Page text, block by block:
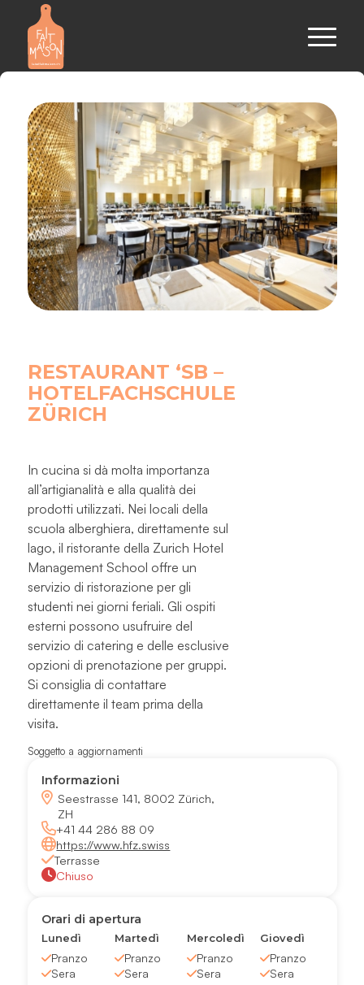
RESTAURANT ‘SB –
HOTELFACHSCHULE
ZÜRICH
In cucina si dà molta importanza
all’artigianalità e alla qualità dei
prodotti utilizzati. Nei locali della
scuola alberghiera, direttamente sul
lago, il ristorante della Zurich Hotel
Management School offre un
servizio di ristorazione per gli
studenti nei giorni feriali. Gli ospiti
esterni possono usufruire del
servizio di catering e delle esclusive
opzioni di prenotazione per gruppi.
Si consiglia di contattare
direttamente il team prima della
visita.
Soggetto a aggiornamenti
Informazioni
Seestrasse 141, 8002 Zürich,
ZH
+41 44 286 88 09
https://www.hfz.swiss
Terrasse
Chiuso
Orari di apertura
Lunedì
Pranzo
Sera
Martedì
Pranzo
Sera
Mercoledì
Pranzo
Sera
Giovedì
Pranzo
Sera